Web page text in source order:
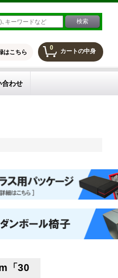
0 カートの中身
はこちら
合わせ
「30